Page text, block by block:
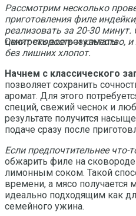
Смотреть все результаты
Рассмотрим несколько
приготовления филе
реализовать за 20-30 минут.
ценит скорость и качество,
без лишних хлопот.
Начнем с классического
позволяет сохранить
аромат. Для этого
специй, свежий чеснок и
результате получится
подаче сразу после
Если предпочтительнее что-
обжарить филе на
лимонным соком. Такой
времени, а мясо получается
идеально подходящим как
семейного ужина.